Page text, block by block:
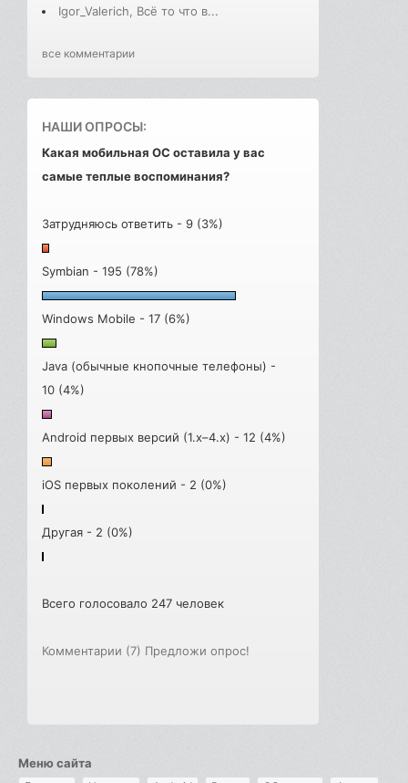
Igor_Valerich, Всё то что в...
все комментарии
НАШИ ОПРОСЫ:
Какая мобильная ОС оставила у вас
самые теплые воспоминания?
Затрудняюсь ответить - 9 (3%)
Symbian - 195 (78%)
Windows Mobile - 17 (6%)
Java (обычные кнопочные телефоны) -
10 (4%)
Android первых версий (1.x–4.x) - 12 (4%)
iOS первых поколений - 2 (0%)
Другая - 2 (0%)
Всего голосовало 247 человек
Комментарии (7) Предложи опрос!
Меню сайта